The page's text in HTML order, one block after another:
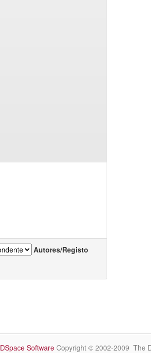
Autores/Registo
DSpace Software Copyright © 2002-2009 The